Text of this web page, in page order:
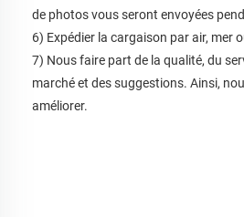
de photos vous seront envoyées
6) Expédier la cargaison par air, mer
7) Nous faire part de la qualité, du
marché et des suggestions. Ainsi,
améliorer.